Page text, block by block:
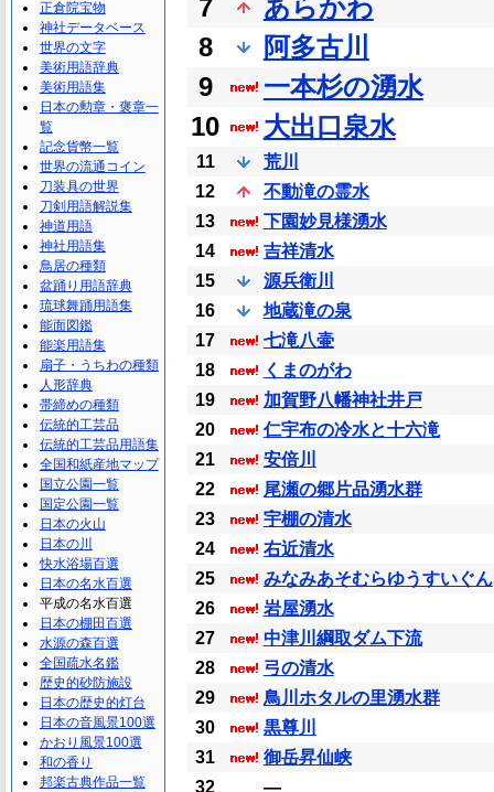
7
あらかわ
8
阿多古川
9
一本杉の湧水
10
大出口泉水
11
荒川
12
不動滝の霊水
13
下園妙見様湧水
14
吉祥清水
15
源兵衛川
16
地蔵滝の泉
17
七滝八壷
18
くまのがわ
19
加賀野八幡神社井戸
20
仁宇布の冷水と十六滝
21
安倍川
22
尾瀬の郷片品湧水群
23
宇棚の清水
24
右近清水
25
みなみあそむらゆうすいぐん
26
岩屋湧水
27
中津川綱取ダム下流
28
弓の清水
29
鳥川ホタルの里湧水群
30
黒尊川
31
御岳昇仙峡
32
―
正倉院宝物
神社データベース
世界の文字
美術用語辞典
美術用語集
日本の勲章・褒章一
覧
記念貨幣一覧
世界の流通コイン
刀装具の世界
刀剣用語解説集
神道用語
神社用語集
鳥居の種類
盆踊り用語辞典
琉球舞踊用語集
能面図鑑
能楽用語集
扇子・うちわの種類
人形辞典
帯締めの種類
伝統的工芸品
伝統的工芸品用語集
全国和紙産地マップ
国立公園一覧
国定公園一覧
日本の火山
日本の川
快水浴場百選
日本の名水百選
平成の名水百選
日本の棚田百選
水源の森百選
全国疏水名鑑
歴史的砂防施設
日本の歴史的灯台
日本の音風景100選
かおり風景100選
和の香り
邦楽古典作品一覧